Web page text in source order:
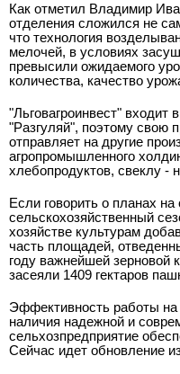
Как отметил Владимир
отделения сложился не
что технология
мелочей, в условиях
превысили ожидаемого
количества, качество
"Льговагроинвест" входит
"Разгуляй", поэтому свою
отправляет на другие
агропромышленного
хлебопродуктов, свеклу -
Если говорить о планах
сельскохозяйственный
хозяйстве культурам
часть площадей,
году важнейшей зерновой
засеяли 1409 гектаров
Эффективность работы на
наличия надежной и
сельхозпредприятие
Сейчас идет обновление